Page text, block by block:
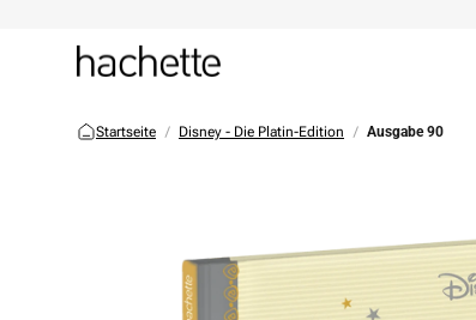
Startseite Disney - Die Platin-Edition Ausgabe 90